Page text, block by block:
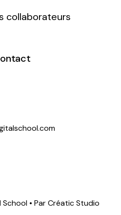
collaborateurs
• Par Créatic Studio